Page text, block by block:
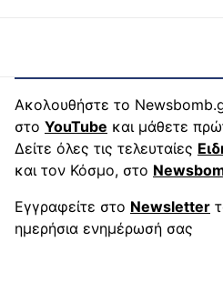
Ακολουθήστε το
στο YouTube και μάθετε
Δείτε όλες τις τελευταίες
και τον Κόσμο, στο
Εγγραφείτε στο Newsletter
ημερήσια ενημέρωσή σας